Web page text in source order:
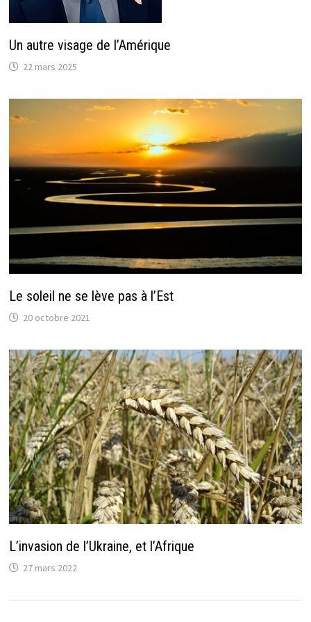
Un autre visage de l’Amérique
22 mars 2025
Le soleil ne se lève pas à l’Est
20 octobre 2021
L’invasion de l’Ukraine, et l’Afrique
27 mars 2022